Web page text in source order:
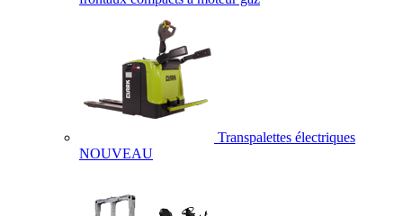
Transpalettes électriques
NOUVEAU